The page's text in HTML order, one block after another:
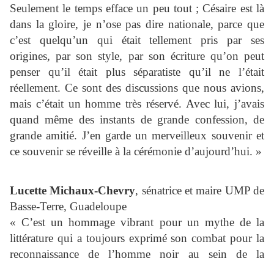
Seulement le temps efface un peu tout ; Césaire est là
dans la gloire, je n’ose pas dire nationale, parce que
c’est quelqu’un qui était tellement pris par ses
origines, par son style, par son écriture qu’on peut
penser qu’il était plus séparatiste qu’il ne l’était
réellement. Ce sont des discussions que nous avions,
mais c’était un homme très réservé. Avec lui, j’avais
quand même des instants de grande confession, de
grande amitié. J’en garde un merveilleux souvenir et
ce souvenir se réveille à la cérémonie d’aujourd’hui. »
Lucette Michaux-Chevry, sénatrice et maire UMP de
Basse-Terre, Guadeloupe
« C’est un hommage vibrant pour un mythe de la
littérature qui a toujours exprimé son combat pour la
reconnaissance de l’homme noir au sein de la